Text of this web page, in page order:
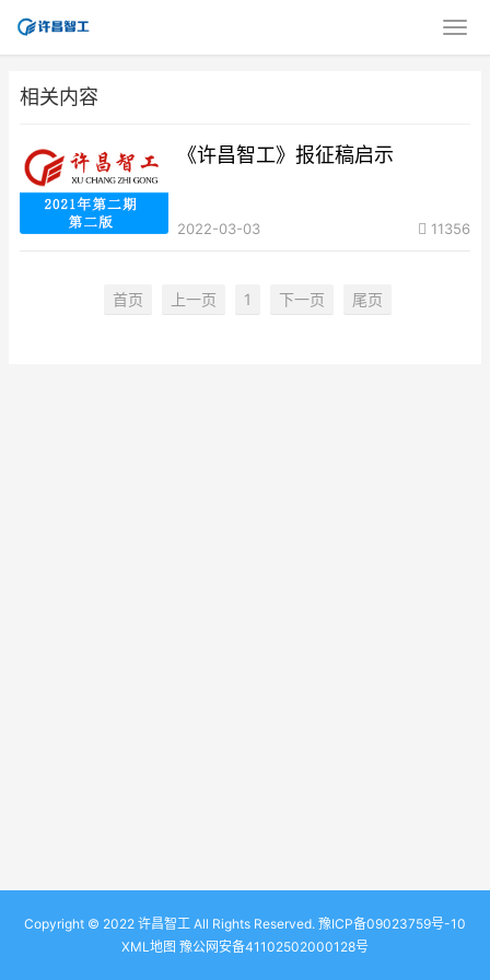
相关内容
《许昌智工》报征稿启示
2022-03-03 11356
首页 上一页 1 下一页 尾页
Copyright © 2022 许昌智工 All Rights Reserved. 豫ICP备09023759号-10
XML地图 豫公网安备41102502000128号